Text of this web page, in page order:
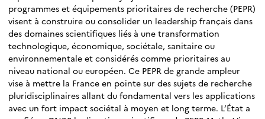
programmes et équipements prioritaires de recherche (PEPR)
visent à construire ou consolider un leadership français dans
des domaines scientifiques liés à une transformation
technologique, économique, sociétale, sanitaire ou
environnementale et considérés comme prioritaires au
niveau national ou européen. Ce PEPR de grande ampleur
vise à mettre la France en pointe sur des sujets de recherche
pluridisciplinaires allant du fondamental vers les applications
avec un fort impact sociétal à moyen et long terme. L’État a